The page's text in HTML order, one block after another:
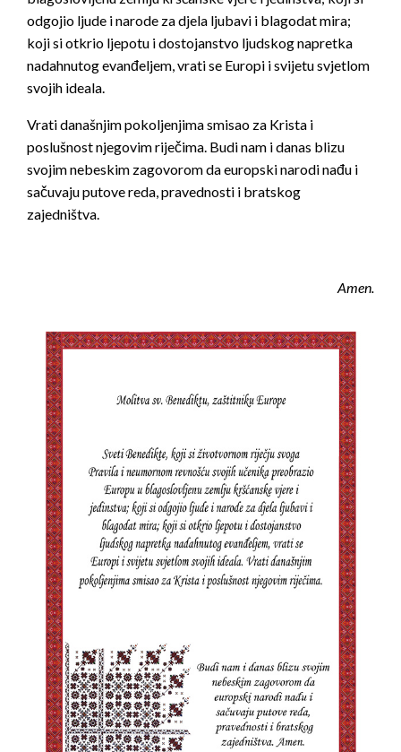
odgojio ljude i narode za djela ljubavi i blagodat mira;
koji si otkrio ljepotu i dostojanstvo ljudskog napretka
nadahnutog evanđeljem, vrati se Europi i svijetu svjetlom
svojih ideala.
Vrati današnjim pokoljenjima smisao za Krista i
poslušnost njegovim riječima. Budi nam i danas blizu
svojim nebeskim zagovorom da europski narodi nađu i
sačuvaju putove reda, pravednosti i bratskog
zajedništva.
Amen.